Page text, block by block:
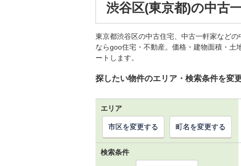
渋谷区(東京都)の中古
東京都渋谷区の中古住宅、中古一軒家など
ならgoo住宅・不動産。価格・建物面積・
ートします。
探したい物件のエリア・検索条件を変
エリア
市区を変更する 町名を変更する
検索条件